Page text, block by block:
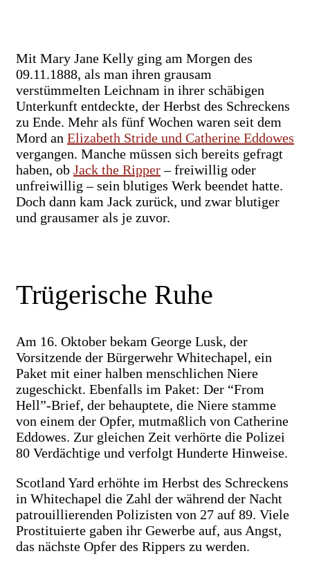
Mit Mary Jane Kelly ging am Morgen des
09.11.1888, als man ihren grausam
verstümmelten Leichnam in ihrer schäbigen
Unterkunft entdeckte, der Herbst des Schreckens
zu Ende. Mehr als fünf Wochen waren seit dem
Mord an Elizabeth Stride und Catherine Eddowes
vergangen. Manche müssen sich bereits gefragt
haben, ob Jack the Ripper– freiwillig oder
unfreiwillig – sein blutiges Werk beendet hatte.
Doch dann kam Jack zurück, und zwar blutiger
und grausamer als je zuvor.
Trügerische Ruhe
Am 16. Oktober bekam George Lusk, der
Vorsitzende der Bürgerwehr Whitechapel, ein
Paket mit einer halben menschlichen Niere
zugeschickt. Ebenfalls im Paket: Der “From
Hell”-Brief, der behauptete, die Niere stamme
von einem der Opfer, mutmaßlich von Catherine
Eddowes. Zur gleichen Zeit verhörte die Polizei
80 Verdächtige und verfolgt Hunderte Hinweise.
Scotland Yard erhöhte im Herbst des Schreckens
in Whitechapel die Zahl der während der Nacht
patrouillierenden Polizisten von 27 auf 89. Viele
Prostituierte gaben ihr Gewerbe auf, aus Angst,
das nächste Opfer des Rippers zu werden.